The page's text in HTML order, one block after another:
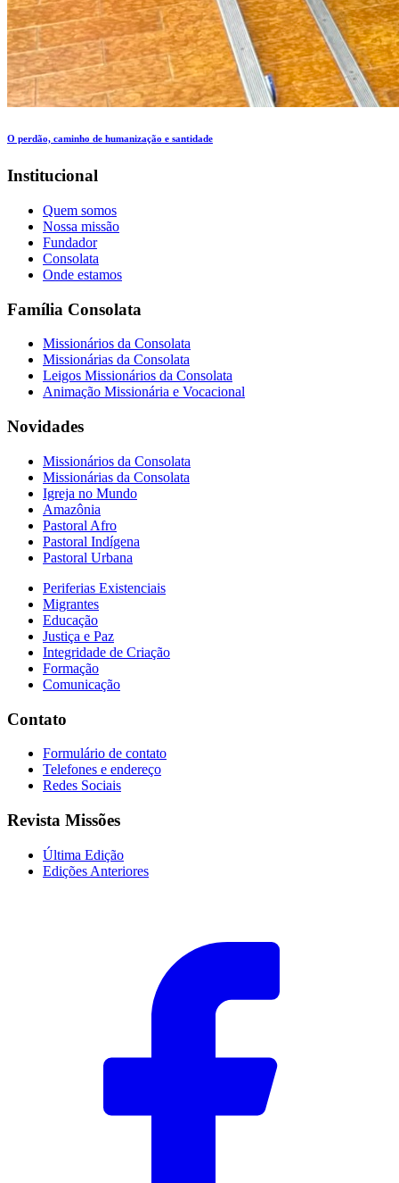
O perdão, caminho de humanização e santidade
Institucional
Quem somos
Nossa missão
Fundador
Consolata
Onde estamos
Família Consolata
Missionários da Consolata
Missionárias da Consolata
Leigos Missionários da Consolata
Animação Missionária e Vocacional
Novidades
Missionários da Consolata
Missionárias da Consolata
Igreja no Mundo
Amazônia
Pastoral Afro
Pastoral Indígena
Pastoral Urbana
Periferias Existenciais
Migrantes
Educação
Justiça e Paz
Integridade de Criação
Formação
Comunicação
Contato
Formulário de contato
Telefones e endereço
Redes Sociais
Revista Missões
Última Edição
Edições Anteriores